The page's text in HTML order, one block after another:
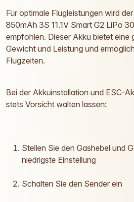
Für optimale Flugleistungen wird
850mAh 3S 11.1V Smart G2 LiPo
empfohlen. Dieser Akku bietet eine
Gewicht und Leistung und
Flugzeiten.
Bei der Akkuinstallation und ESC-
stets Vorsicht walten lassen:
Stellen Sie den Gashebel und
niedrigste Einstellung
Schalten Sie den Sender ein